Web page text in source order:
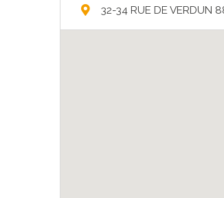
32-34 RUE DE VERDUN